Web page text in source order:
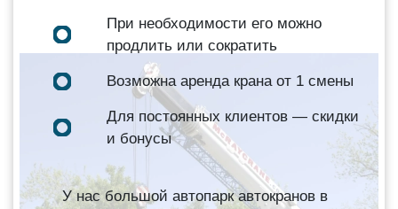
При необходимости его можно
продлить или сократить
Возможна аренда крана от 1 смены
Для постоянных клиентов — скидки
и бонусы
У нас большой автопарк автокранов в